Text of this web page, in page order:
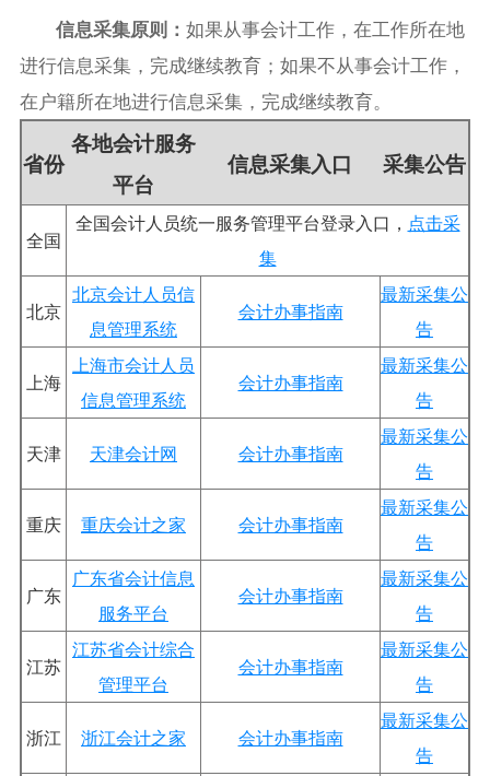
信息采集原则：如果从事会计工作，在工作所在地
进行信息采集，完成继续教育；如果不从事会计工作，
在户籍所在地进行信息采集，完成继续教育。
省份
各地会计服务
平台
信息采集入口 采集公告
全国
全国会计人员统一服务管理平台登录入口， 点击采
集
北京
北京会计人员信
息管理系统
会计办事指南
最新采集公
告
上海
上海市会计人员
信息管理系统
会计办事指南
最新采集公
告
天津 天津会计网 会计办事指南
最新采集公
告
重庆 重庆会计之家 会计办事指南
最新采集公
告
广东
广东省会计信息
服务平台
会计办事指南
最新采集公
告
江苏
江苏省会计综合
管理平台
会计办事指南
最新采集公
告
浙江 浙江会计之家 会计办事指南
最新采集公
告